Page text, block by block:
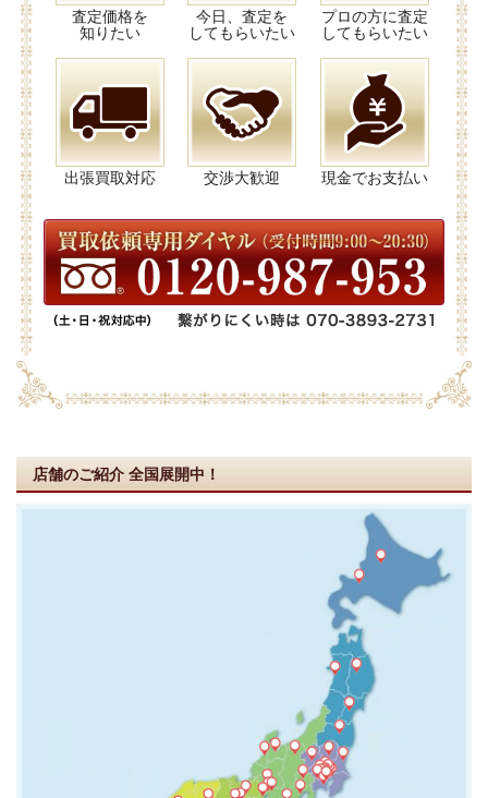
査定価格を
知りたい
今日、査定を
してもらいたい
プロの方に査定
してもらいたい
出張買取対応 交渉大歓迎 現金でお支払い
店舗のご紹介 全国展開中！